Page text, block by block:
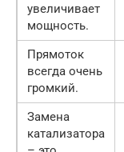
увеличивает
мощность.
Прямоток
всегда очень
громкий.
Замена
катализатора